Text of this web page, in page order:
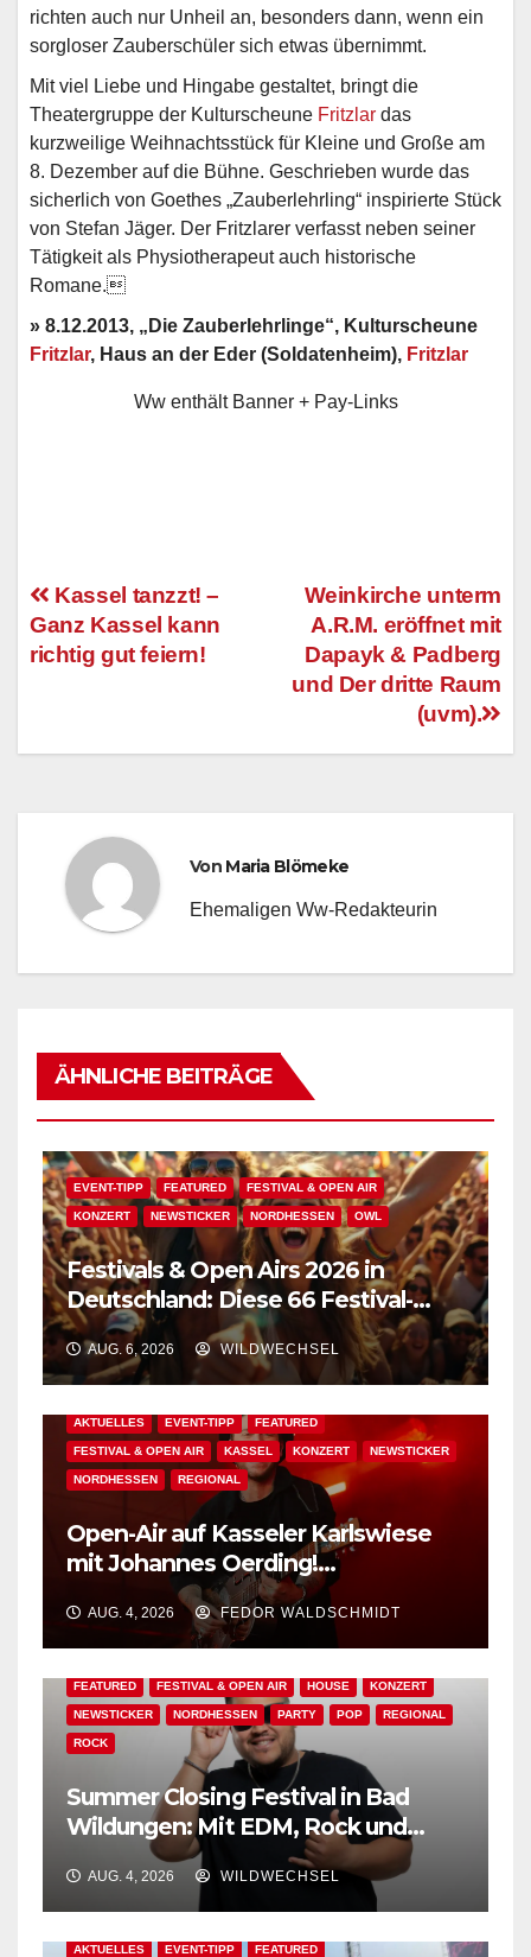
richten auch nur Unheil an, besonders dann, wenn ein
sorgloser Zauberschüler sich etwas übernimmt.
Mit viel Liebe und Hingabe gestaltet, bringt die
Theatergruppe der Kulturscheune Fritzlar das
kurzweilige Weihnachtsstück für Kleine und Große am
8. Dezember auf die Bühne. Geschrieben wurde das
sicherlich von Goethes „Zauberlehrling“ inspirierte Stück
von Stefan Jäger. Der Fritzlarer verfasst neben seiner
Tätigkeit als Physiotherapeut auch historische
Romane.
» 8.12.2013, „Die Zauberlehrlinge“, Kulturscheune
Fritzlar, Haus an der Eder (Soldatenheim), Fritzlar
Ww enthält Banner + Pay-Links
Beitragsnavigation
Weinkirche unterm
A.R.M. eröffnet mit
Dapayk & Padberg
und Der dritte Raum
(uvm).
Kassel tanzzt! –
Ganz Kassel kann
richtig gut feiern!
Von Maria Blömeke
Ehemaligen Ww-Redakteurin
ÄHNLICHE BEITRÄGE
EVENT-TIPP FEATURED FESTIVAL & OPEN AIR
KONZERT NEWSTICKER NORDHESSEN OWL
Festivals & Open Airs 2026 in
Deutschland: Diese 66 Festival-
Events warten auf Dich!
AUG. 6, 2026 WILDWECHSEL
AKTUELLES EVENT-TIPP FEATURED
FESTIVAL & OPEN AIR KASSEL KONZERT NEWSTICKER
NORDHESSEN REGIONAL
Open-Air auf Kasseler Karlswiese
mit Johannes Oerding!
Zusatzkontingent an Tickets
erhältlich!
AUG. 4, 2026 FEDOR WALDSCHMIDT
FEATURED FESTIVAL & OPEN AIR HOUSE KONZERT
NEWSTICKER NORDHESSEN PARTY POP REGIONAL
ROCK
Summer Closing Festival in Bad
Wildungen: Mit EDM, Rock und
Festivalflair klingt der Sommer aus!
AUG. 4, 2026 WILDWECHSEL
AKTUELLES EVENT-TIPP FEATURED